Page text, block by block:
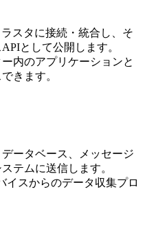
スタに接続・統合し、そ
として公開します。
内のアプリケーションと
きます。
ータベース、メッセージ
テムに送信します。
イスからのデータ収集プロ